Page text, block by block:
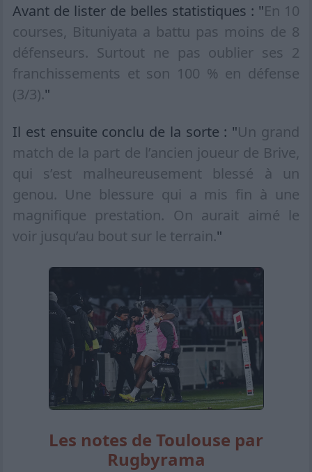
Avant de lister de belles statistiques : "En 10
courses, Bituniyata a battu pas moins de 8
défenseurs. Surtout ne pas oublier ses 2
franchissements et son 100 % en défense
(3/3)."
Il est ensuite conclu de la sorte : "Un grand
match de la part de l’ancien joueur de Brive,
qui s’est malheureusement blessé à un
genou. Une blessure qui a mis fin à une
magnifique prestation. On aurait aimé le
voir jusqu’au bout sur le terrain."
Les notes de Toulouse par
Rugbyrama